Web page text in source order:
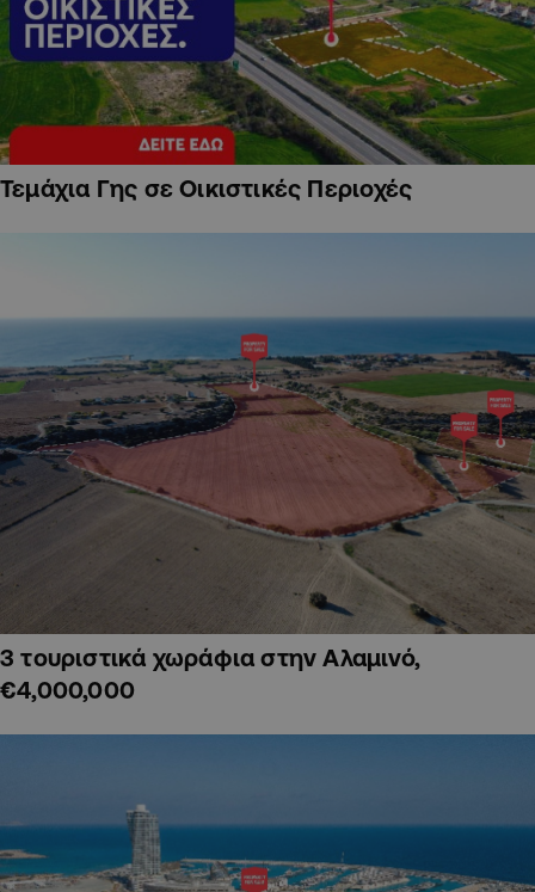
Τεμάχια Γης σε Οικιστικές Περιοχές
3 τουριστικά χωράφια στην Αλαμινό,
€4,000,000